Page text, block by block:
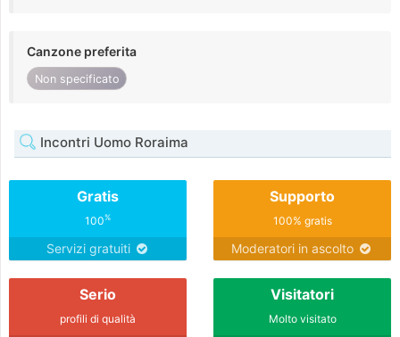
Canzone preferita
Non specificato
Incontri Uomo Roraima
Gratis
100%
Servizi gratuiti
Supporto
100% gratis
Moderatori in ascolto
Serio
profili di qualità
Visitatori
Molto visitato